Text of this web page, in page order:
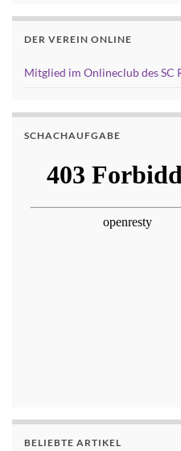
DER VEREIN ONLINE
Mitglied im Onlineclub des SC
SCHACHAUFGABE
BELIEBTE ARTIKEL